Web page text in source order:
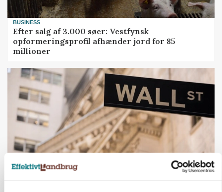
BUSINESS
Efter salg af 3.000 søer: Vestfynsk
opformeringsprofil afhænder jord for 85
millioner